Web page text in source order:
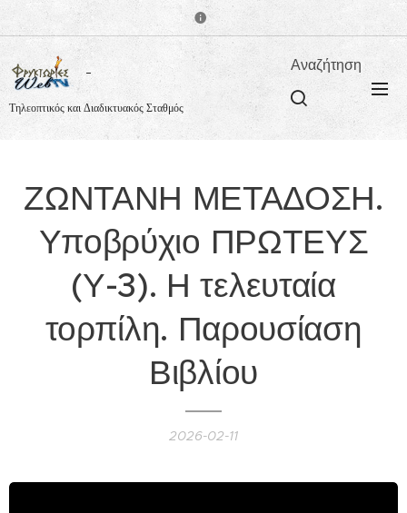
Τηλεοπτικός και Διαδικτυακός Σταθμός
Αναζήτηση
ΖΩΝΤΑΝΗ ΜΕΤΑΔΟΣΗ.
Υποβρύχιο ΠΡΩΤΕΥΣ
(Υ-3). Η τελευταία
τορπίλη. Παρουσίαση
Βιβλίου
2026-02-11